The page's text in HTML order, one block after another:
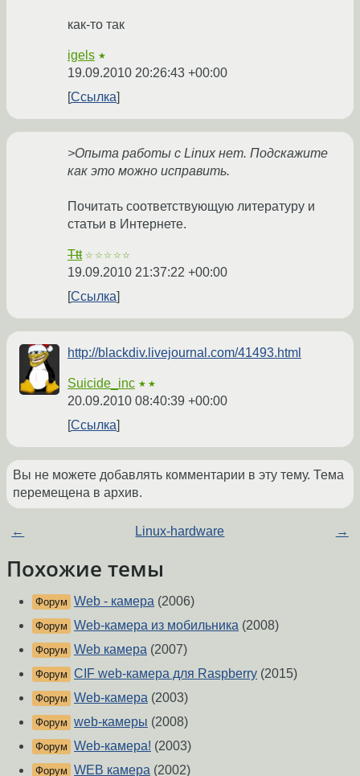
как-то так
igels ★
19.09.2010 20:26:43 +00:00
Ссылка
>Опыта работы с Linux нет. Подскажите
как это можно исправить.
Почитать соответствующую литературу и
статьи в Интернете.
Ttt ☆☆☆☆☆
19.09.2010 21:37:22 +00:00
Ссылка
http://blackdiv.livejournal.com/41493.html
Suicide_inc ★★
20.09.2010 08:40:39 +00:00
Ссылка
Вы не можете добавлять комментарии в эту тему. Тема
перемещена в архив.
← Linux-hardware →
Похожие темы
Форум Web - камера (2006)
Форум Web-камера из мобильника (2008)
Форум Web камера (2007)
Форум CIF web-камера для Raspberry (2015)
Форум Web-камера (2003)
Форум web-камеры (2008)
Форум Web-камера! (2003)
Форум WEB камера (2002)